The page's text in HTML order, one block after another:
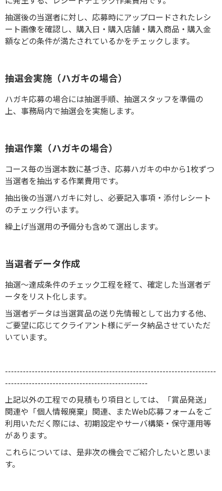
抽選後の当選者に対し、応募時にアップロードされたレシ
ート画像を確認し、購入日・購入店舗・購入商品・購入金
額などの条件が満たされているかをチェックします。
抽選会実施（ハガキの場合）
ハガキ応募の場合には抽選手順、抽選スタッフを準備の
上、事務局内で抽選会を実施します。
抽選作業（ハガキの場合）
コース毎の当選本数に基づき、応募ハガキの中から1枚ずつ
当選者を抽出する作業費用です。
抽出後の当選ハガキに対し、必要記入事項・添付レシート
のチェック行います。
繰上げ当選用の予備分も含めて選出します。
当選者データ作成
抽選～達成条件のチェック工程を経て、確定した当選者デ
ータをリスト化します。
当選者データは当選賞品の送り先情報として出力する他、
ご要望に応じてクライアント様にデータ納品させていただ
いています。
-----------------------------------------------------------------------
------------------------------------------------
上記以外の工程での見積もり項目としては、「賞品発送」
関連や「個人情報廃棄」関連、またWeb応募フォームをご
利用いただく際には、初期設定やサーバ構築・保守運用等
があります。
これらについては、是非次の機会でご紹介したいと思いま
す。